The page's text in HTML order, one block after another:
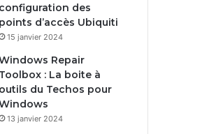
configuration des
points d’accès Ubiquiti
15 janvier 2024
Repair
Toolbox : La boite à
outils du Techos pour
13 janvier 2024